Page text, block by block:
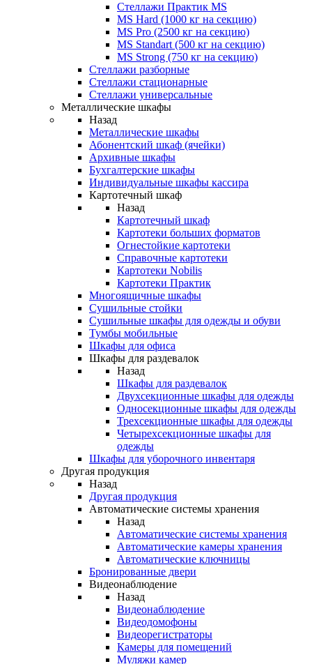
Стеллажи Практик MS
MS Hard (1000 кг на секцию)
MS Pro (2500 кг на секцию)
MS Standart (500 кг на секцию)
MS Strong (750 кг на секцию)
Стеллажи разборные
Стеллажи стационарные
Стеллажи универсальные
Металлические шкафы
Назад
Металлические шкафы
Абонентский шкаф (ячейки)
Архивные шкафы
Бухгалтерские шкафы
Индивидуальные шкафы кассира
Картотечный шкаф
Назад
Картотечный шкаф
Картотеки больших форматов
Огнестойкие картотеки
Справочные картотеки
Картотеки Nobilis
Картотеки Практик
Многоящичные шкафы
Сушильные стойки
Сушильные шкафы для одежды и обуви
Тумбы мобильные
Шкафы для офиса
Шкафы для раздевалок
Назад
Шкафы для раздевалок
Двухсекционные шкафы для одежды
Односекционные шкафы для одежды
Трехсекционные шкафы для одежды
Четырехсекционные шкафы для
одежды
Шкафы для уборочного инвентаря
Другая продукция
Назад
Другая продукция
Автоматические системы хранения
Назад
Автоматические системы хранения
Автоматические камеры хранения
Автоматические ключницы
Бронированные двери
Видеонаблюдение
Назад
Видеонаблюдение
Видеодомофоны
Видеорегистраторы
Камеры для помещений
Муляжи камер